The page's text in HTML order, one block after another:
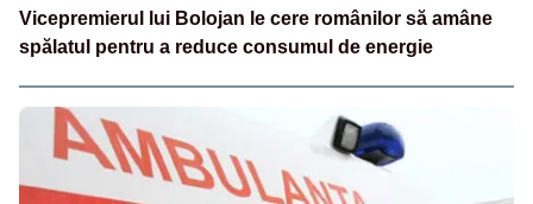
Vicepremierul lui Bolojan le cere românilor să amâne
spălatul pentru a reduce consumul de energie